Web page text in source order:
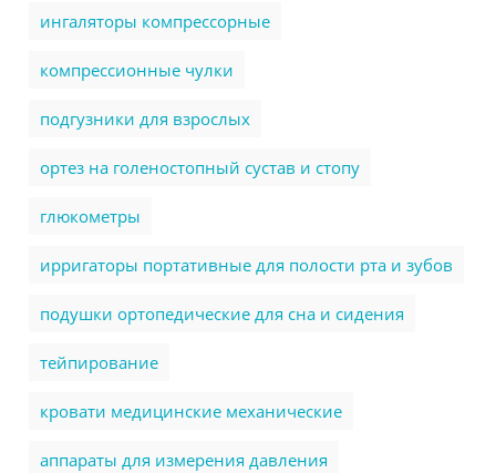
ингаляторы компрессорные
компрессионные чулки
подгузники для взрослых
ортез на голеностопный сустав и стопу
глюкометры
ирригаторы портативные для полости рта и зубов
подушки ортопедические для сна и сидения
тейпирование
кровати медицинские механические
аппараты для измерения давления